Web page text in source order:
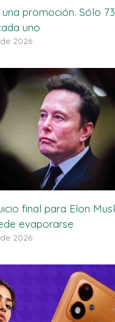
promoción. Sólo 73
uno
2026
final para Elon
evaporarse
2026